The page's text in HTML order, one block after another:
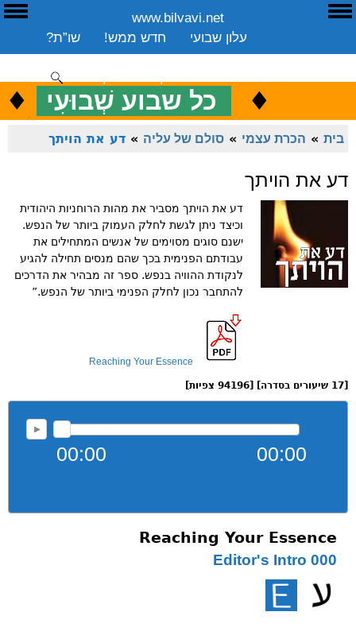
www.bilvavi.net
שו”ת?
חדש ממש!
עלון שבועי
שיעורים שבועי
ספרים
ארכיון
סקירה כללית
ENGLISH ♦ כל שבוע שְׁבוּעִי ♦
בית » הכרת עצמי » סולם של עליה » דע את הויתך
דע את הויתך
דע את הויתך מסביר את מהות הרוחניות היהודית
וכיצד ניתן לגשת לחלק העמוק ביותר של הנפש.
ישנם סוגים מסוימים של אנשים המתחילים את
עבודתם הפנימית בכך שהם מנסים תחילה להגיע
לנקודת ההוויה בנפש. ספר זה מבהיר את הדרכים
להתחבר נכון לחלק הפנימי ביותר של הנפש.”
Reaching Your Essence
00:00 00:00
Reaching Your Essence
000 Editor's Intro